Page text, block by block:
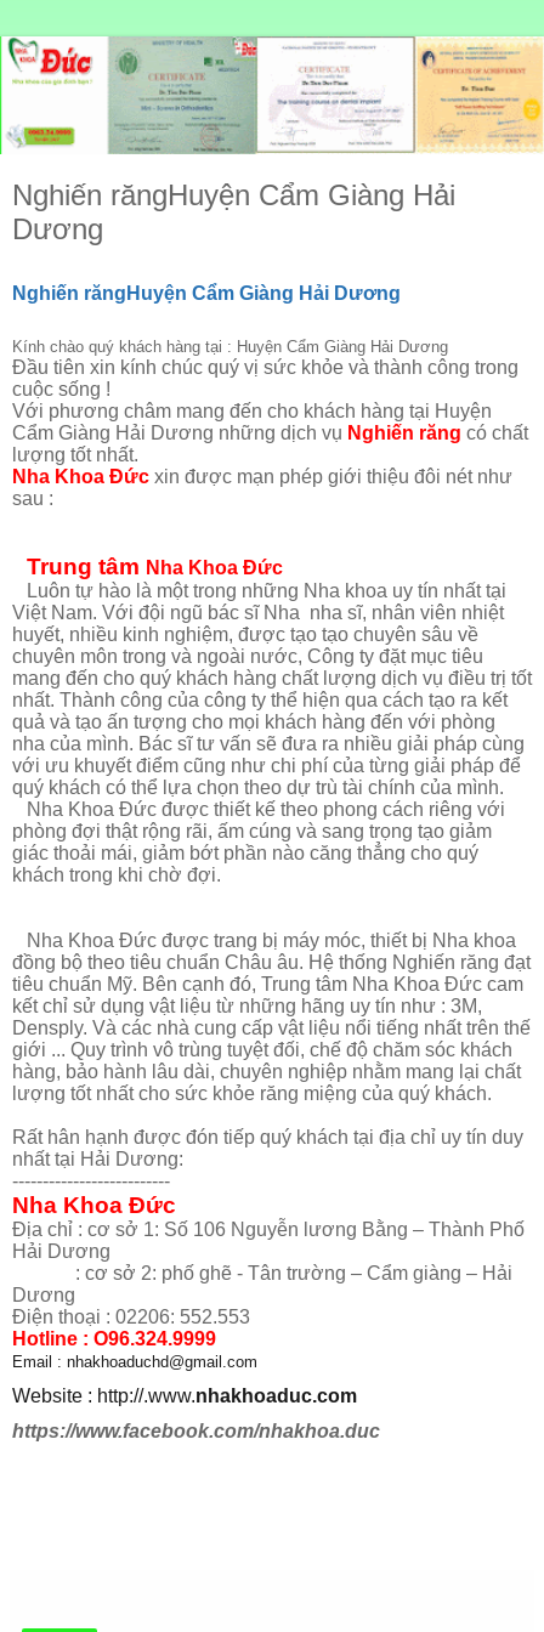
Nghiến răngHuyện Cẩm Giàng Hải
Dương
Nghiến răngHuyện Cẩm Giàng Hải Dương
Kính chào quý khách hàng tại : Huyện Cẩm Giàng Hải Dương
Đầu tiên xin kính chúc quý vị sức khỏe và thành công trong
cuộc sống !
Với phương châm mang đến cho khách hàng tại Huyện
Cẩm Giàng Hải Dương những dịch vụ Nghiến răng có chất
lượng tốt nhất.
Nha Khoa Đức xin được mạn phép giới thiệu đôi nét như
sau :
Trung tâm Nha Khoa Đức
Luôn tự hào là một trong những Nha khoa uy tín nhất tại
Việt Nam. Với đội ngũ bác sĩ Nha nha sĩ, nhân viên nhiệt
huyết, nhiều kinh nghiệm, được tạo tạo chuyên sâu về
chuyên môn trong và ngoài nước, Công ty đặt mục tiêu
mang đến cho quý khách hàng chất lượng dịch vụ điều trị tốt
nhất. Thành công của công ty thể hiện qua cách tạo ra kết
quả và tạo ấn tượng cho mọi khách hàng đến với phòng
nha của mình. Bác sĩ tư vấn sẽ đưa ra nhiều giải pháp cùng
với ưu khuyết điểm cũng như chi phí của từng giải pháp để
quý khách có thể lựa chọn theo dự trù tài chính của mình.
Nha Khoa Đức được thiết kế theo phong cách riêng với
phòng đợi thật rộng rãi, ấm cúng và sang trọng tạo giảm
giác thoải mái, giảm bớt phần nào căng thẳng cho quý
khách trong khi chờ đợi.
Nha Khoa Đức được trang bị máy móc, thiết bị Nha khoa
đồng bộ theo tiêu chuẩn Châu âu. Hệ thống Nghiến răng đạt
tiêu chuẩn Mỹ. Bên cạnh đó, Trung tâm Nha Khoa Đức cam
kết chỉ sử dụng vật liệu từ những hãng uy tín như : 3M,
Densply. Và các nhà cung cấp vật liệu nổi tiếng nhất trên thế
giới ... Quy trình vô trùng tuyệt đối, chế độ chăm sóc khách
hàng, bảo hành lâu dài, chuyên nghiệp nhằm mang lại chất
lượng tốt nhất cho sức khỏe răng miệng của quý khách.
Rất hân hạnh được đón tiếp quý khách tại địa chỉ uy tín duy
nhất tại Hải Dương:
--------------------------
Nha Khoa Đức
Địa chỉ : cơ sở 1: Số 106 Nguyễn lương Bằng – Thành Phố
Hải Dương
: cơ sở 2: phố ghẽ - Tân trường – Cẩm giàng – Hải
Dương
Điện thoại : 02206: 552.553
Hotline : O96.324.9999
Email : nhakhoaduchd@gmail.com
Website : http://.www.nhakhoaduc.com
https://www.facebook.com/nhakhoa.duc